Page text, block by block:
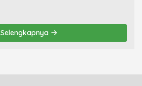
Selengkapnya